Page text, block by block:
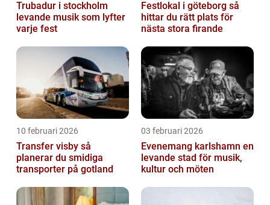
Trubadur i stockholm
levande musik som lyfter
varje fest
Festlokal i göteborg så
hittar du rätt plats för
nästa stora firande
10 februari 2026
Transfer visby så
planerar du smidiga
transporter på gotland
03 februari 2026
Evenemang karlshamn en
levande stad för musik,
kultur och möten